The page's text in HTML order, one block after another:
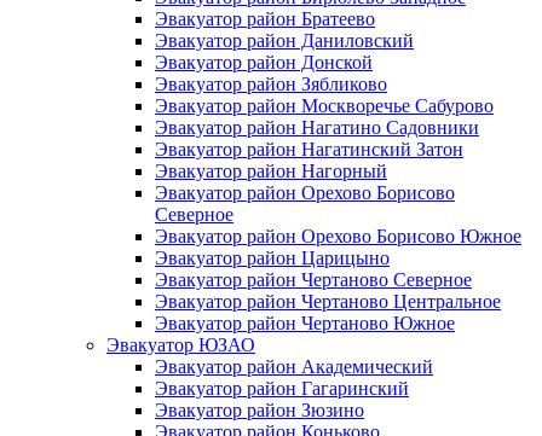
Эвакуатор район Братеево
Эвакуатор район Даниловский
Эвакуатор район Донской
Эвакуатор район Зябликово
Эвакуатор район Москворечье Сабурово
Эвакуатор район Нагатино Cадовники
Эвакуатор район Нагатинский Затон
Эвакуатор район Нагорный
Эвакуатор район Орехово Борисово
Северное
Эвакуатор район Орехово Борисово Южное
Эвакуатор район Царицыно
Эвакуатор район Чертаново Северное
Эвакуатор район Чертаново Центральное
Эвакуатор район Чертаново Южное
Эвакуатор ЮЗАО
Эвакуатор район Академический
Эвакуатор район Гагаринский
Эвакуатор район Зюзино